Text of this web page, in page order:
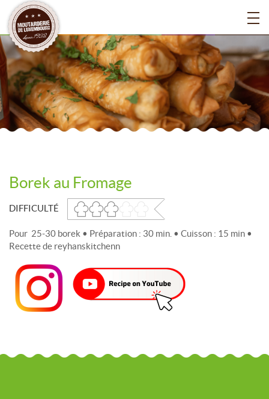
Borek au Fromage
DIFFICULTÉ
Pour 25-30 borek • Préparation : 30 min. • Cuisson : 15 min •
Recette de reyhanskitchenn